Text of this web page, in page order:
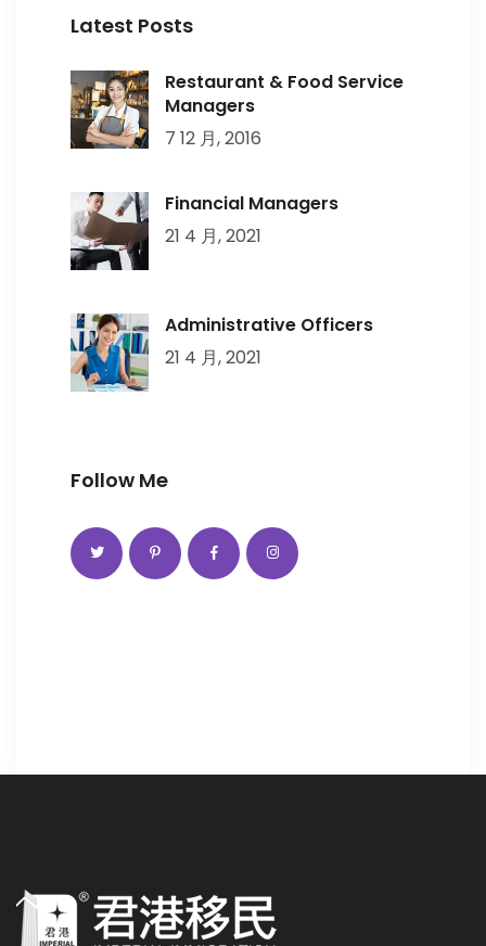
Latest Posts
Restaurant & Food Service
Managers
7 12 月, 2016
Financial Managers
21 4 月, 2021
Administrative Officers
21 4 月, 2021
Follow Me